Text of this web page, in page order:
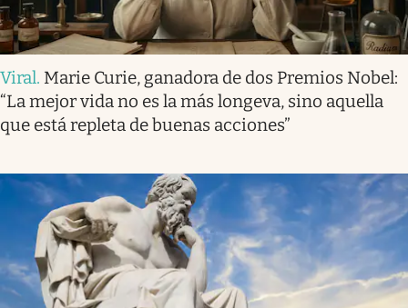
Viral. Marie Curie, ganadora de dos Premios Nobel:
“La mejor vida no es la más longeva, sino aquella
que está repleta de buenas acciones”